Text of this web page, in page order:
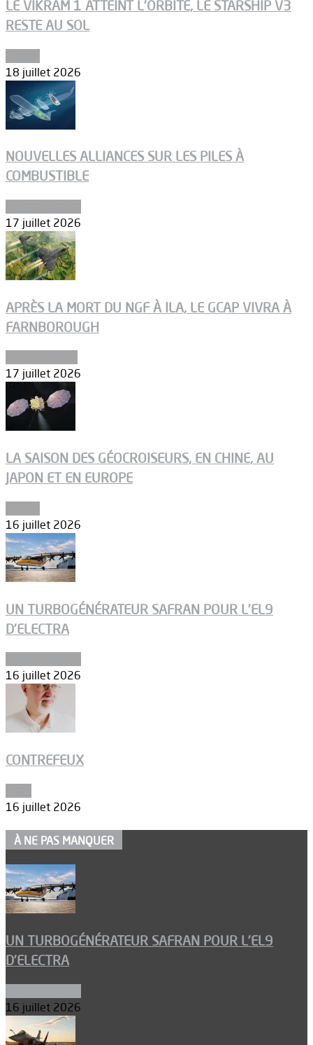
LE VIKRAM 1 ATTEINT L’ORBITE, LE STARSHIP V3
RESTE AU SOL
18 juillet 2026
NOUVELLES ALLIANCES SUR LES PILES À
COMBUSTIBLE
17 juillet 2026
APRÈS LA MORT DU NGF À ILA, LE GCAP VIVRA À
FARNBOROUGH
17 juillet 2026
LA SAISON DES GÉOCROISEURS, EN CHINE, AU
JAPON ET EN EUROPE
16 juillet 2026
UN TURBOGÉNÉRATEUR SAFRAN POUR L’EL9
D’ELECTRA
16 juillet 2026
CONTREFEUX
16 juillet 2026
À NE PAS MANQUER
UN TURBOGÉNÉRATEUR SAFRAN POUR L’EL9
D’ELECTRA
16 juillet 2026